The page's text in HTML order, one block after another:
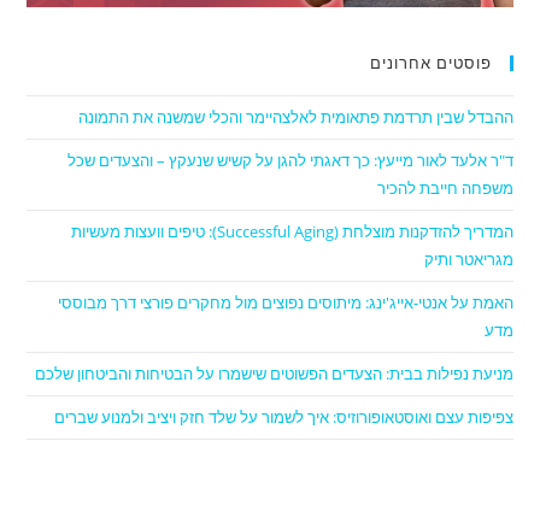
פוסטים אחרונים
ההבדל שבין תרדמת פתאומית לאלצהיימר והכלי שמשנה את התמונה
ד"ר אלעד לאור מייעץ: כך דאגתי להגן על קשיש שנעקץ – והצעדים שכל
משפחה חייבת להכיר
המדריך להזדקנות מוצלחת (Successful Aging): טיפים וועצות מעשיות
מגריאטר ותיק
האמת על אנטי-אייג'ינג: מיתוסים נפוצים מול מחקרים פורצי דרך מבוססי
מדע
מניעת נפילות בבית: הצעדים הפשוטים שישמרו על הבטיחות והביטחון שלכם
צפיפות עצם ואוסטאופורוזיס: איך לשמור על שלד חזק ויציב ולמנוע שברים